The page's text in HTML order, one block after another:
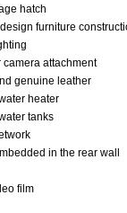
hatch
furniture
camera attachment
genuine leather
heater
tanks
in the rear wall
film